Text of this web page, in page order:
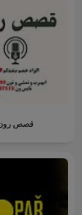
قصص